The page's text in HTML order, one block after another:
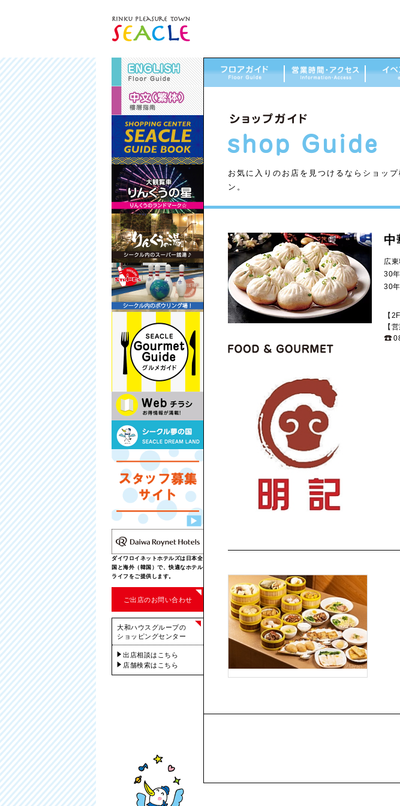
ダイワロイネットホテルズは日本全
国と海外（韓国）で、快適なホテル
ライフをご提供します。
ご出店のお問い合わせ
大和ハウスグループの
ショッピングセンター
出店相談はこちら
店舗検索はこちら
お気に入りのお店を見つけるならショッ
ン。
広
30
30
【
【